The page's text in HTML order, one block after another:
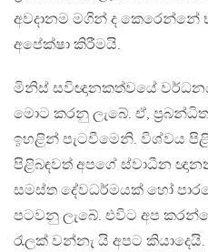
අවදානම මගින් ද කෙරෙන්නේ
අපේක්ෂා කිරීමයි.
මිනිස් සවිඥානකත්වයේ
මොට කරනු ලැබේ. ඒ, ප‍්‍රබන්ධිත
ඉහළින් පැටවීමෙනි. විශ්වය
පිළිබඳවත් අපගේ ස්වාධීන
සමස්ත දේවධර්මයක් හෝ
පටවනු ලැබේ. එවිට අප
රැලක් වන්නැ යි අපට